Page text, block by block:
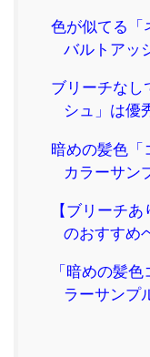
色が似てる「
バルトアッ
ブリーチなし
シュ」は優
暗めの髪色「
カラーサン
【ブリーチ
のおすすめ
「暗めの髪
ラーサンプ